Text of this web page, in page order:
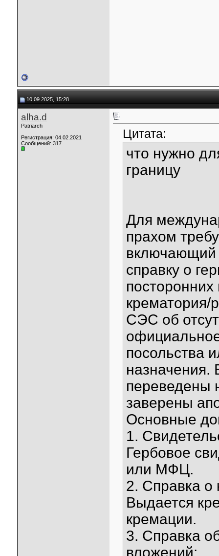
10.09.2025, 15:28
alha.d
Patriarch
Регистрация: 04.02.2021
Сообщений: 317
Цитата:
что нужно
границу
Для
прахом
включающий
справку о
крематория/
СЭС об
посольства
переведены
заверены
Основные
1.
Гербовое
или МФЦ.
2. Справка о
Выдается
кремации.
3. Справка
вложений: